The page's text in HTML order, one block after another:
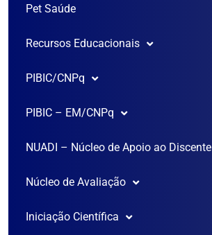
SISU
Pet Saúde
Recursos Educacionais
Formulário de solicitação de sala
Laboratório de Informática
PIBIC/CNPq
Sobre o PIBIC/CNPq
Cronograma
PIBIC – EM/CNPq
Sobre o PIBIC – EM
Comitê Institucional
NUADI – Núcleo de Apoio ao Discente
Núcleo de Avaliação
Caderno de Avaliação
Iniciação Científica